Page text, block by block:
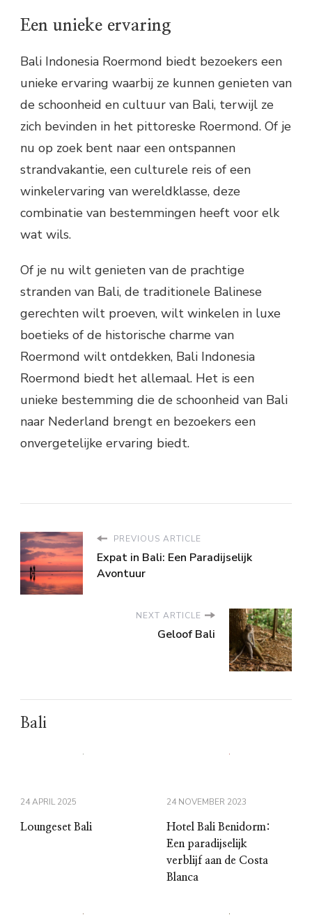
Een unieke ervaring
Bali Indonesia Roermond biedt bezoekers een
unieke ervaring waarbij ze kunnen genieten van
de schoonheid en cultuur van Bali, terwijl ze
zich bevinden in het pittoreske Roermond. Of je
nu op zoek bent naar een ontspannen
strandvakantie, een culturele reis of een
winkelervaring van wereldklasse, deze
combinatie van bestemmingen heeft voor elk
wat wils.
Of je nu wilt genieten van de prachtige
stranden van Bali, de traditionele Balinese
gerechten wilt proeven, wilt winkelen in luxe
boetieks of de historische charme van
Roermond wilt ontdekken, Bali Indonesia
Roermond biedt het allemaal. Het is een
unieke bestemming die de schoonheid van Bali
naar Nederland brengt en bezoekers een
onvergetelijke ervaring biedt.
PREVIOUS ARTICLE
Expat in Bali: Een Paradijselijk
Avontuur
NEXT ARTICLE
Geloof Bali
Bali
24 APRIL 2025
Loungeset Bali
24 NOVEMBER 2023
Hotel Bali Benidorm:
Een paradijselijk
verblijf aan de Costa
Blanca